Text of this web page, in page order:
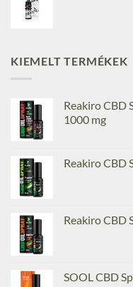
KIEMELT TERMÉKEK
Reakiro CBD
1000 mg
Reakiro CBD
Reakiro CBD
SOOL CBD